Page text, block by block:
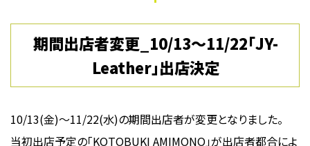
期間出店者変更_10/13〜11/22「JY-
Leather」出店決定
10/13(金)〜11/22(水)の期間出店者が変更となりました。
当初出店予定の「KOTOBUKI AMIMONO」が出店者都合によ